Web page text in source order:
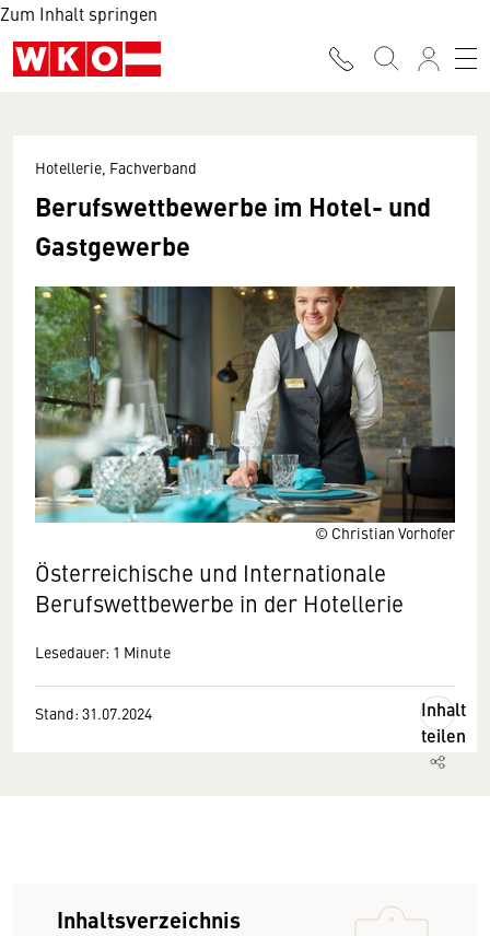
Zum Inhalt springen
© Christian Vorhofer
Hotellerie, Fachverband
Berufswettbewerbe im Hotel- und
Gastgewerbe
Österreichische und Internationale
Berufswettbewerbe in der Hotellerie
Lesedauer: 1 Minute
Stand: 31.07.2024
Inhalt
teilen
Inhaltsverzeichnis